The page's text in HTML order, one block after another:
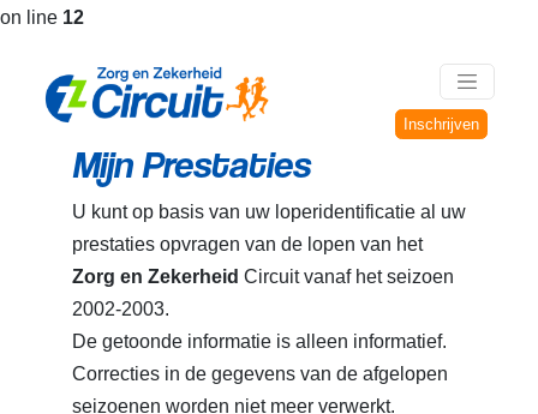
on line 12
Inschrijven
Mijn Prestaties
U kunt op basis van uw loperidentificatie al uw
prestaties opvragen van de lopen van het
Zorg en Zekerheid Circuit vanaf het seizoen
2002-2003.
De getoonde informatie is alleen informatief.
Correcties in de gegevens van de afgelopen
seizoenen worden niet meer verwerkt.